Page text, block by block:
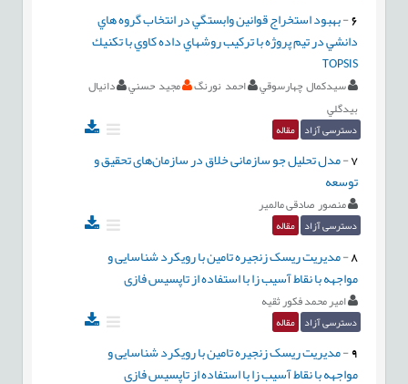
6
-بهبود استخراج قوانين وابستگي در انتخاب گروه هاي
دانشي در تيم پروژه با تركيب روشهاي داده كاوي با تكنيك
TOPSIS
سيدكمال چهارسوقي احمد نورنگ مجيد حسني
دانيال
بيدگلي
دسترسی آزاد مقاله
7
-مدل تحلیل جو سازمانی خلاق در سازمان‌های تحقیق و
توسعه
منصور صادقی مالمیر
دسترسی آزاد مقاله
8
-مدیریت ریسک زنجیره تامین با رویکرد شناسایی و
مواجهه با نقاط آسیب زا با استفاده از تاپسیس فازی
امیر محمد فکور ثقیه
دسترسی آزاد مقاله
9
-مدیریت ریسک زنجیره تامین با رویکرد شناسایی و
مواجهه با نقاط آسیب زا با استفاده از تاپسیس فازی